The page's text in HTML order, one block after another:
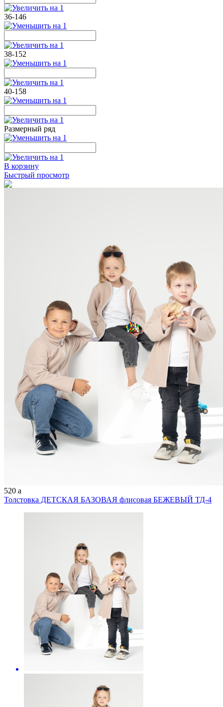
36-146
38-152
40-158
Размерный ряд
В корзину
Быстрый просмотр
520 a
Толстовка ДЕТСКАЯ БАЗОВАЯ флисовая БЕЖЕВЫЙ ТД-4